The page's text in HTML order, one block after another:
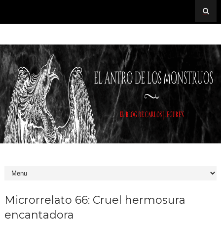
Microrrelato 66: Cruel hermosura
encantadora